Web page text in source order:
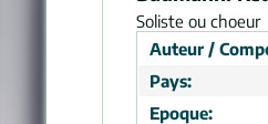
Soliste ou choeur
Auteur /
Pays:
Epoque: